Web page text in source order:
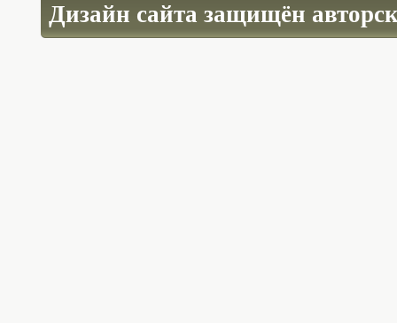
Дизайн сайта защищён